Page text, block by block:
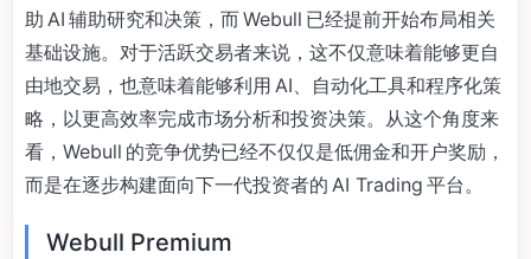
助 AI 辅助研究和决策，而 Webull 已经提前开始布局相关
基础设施。对于活跃交易者来说，这不仅意味着能够更自
由地交易，也意味着能够利用 AI、自动化工具和程序化策
略，以更高效率完成市场分析和投资决策。从这个角度来
看，Webull 的竞争优势已经不仅仅是低佣金和开户奖励，
而是在逐步构建面向下一代投资者的 AI Trading 平台。
Webull Premium